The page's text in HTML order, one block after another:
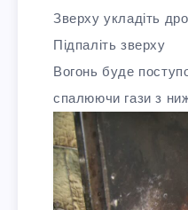
Зверху укладіть
Підпаліть зверху
Вогонь буде
спалюючи гази з